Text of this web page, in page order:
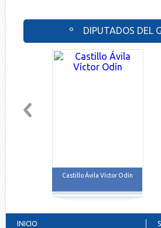
º DIPUTADOS DEL
Castillo Ávila Víctor Odín
INICIO